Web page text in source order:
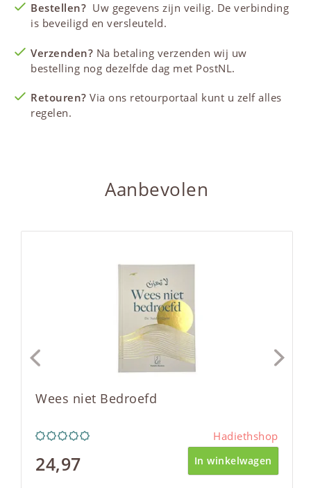
Bestellen? Uw gegevens zijn veilig. De verbinding
is beveiligd en versleuteld.
Verzenden? Na betaling verzenden wij uw
bestelling nog dezelfde dag met PostNL.
Retouren? Via ons retourportaal kunt u zelf alles
regelen.
Aanbevolen
Wees niet Bedroefd
Hadiethshop
24,97 In winkelwagen